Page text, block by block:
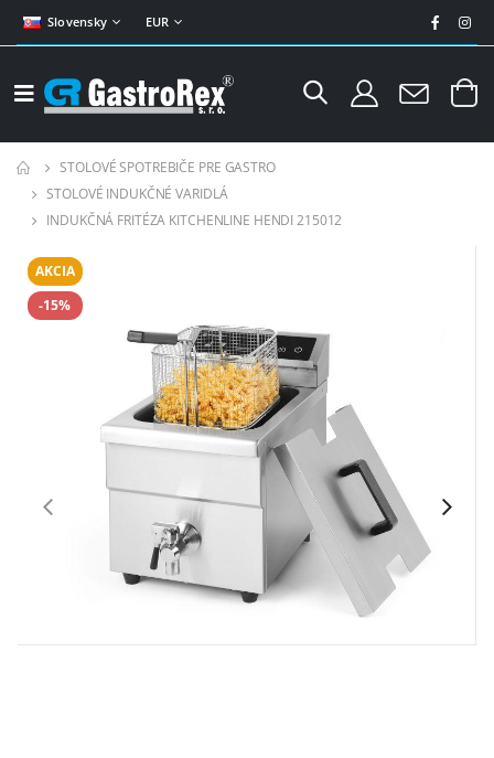
Slovensky EUR
STOLOVÉ SPOTREBIČE PRE GASTRO
STOLOVÉ INDUKČNÉ VARIDLÁ
INDUKČNÁ FRITÉZA KITCHENLINE HENDI 215012
AKCIA
-15%